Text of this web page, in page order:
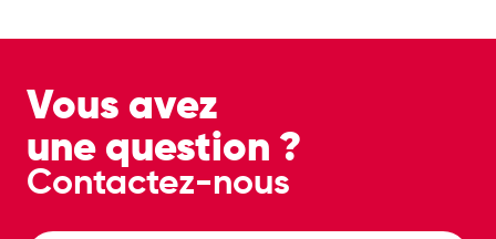
Vous avez
une question ?
Contactez-nous